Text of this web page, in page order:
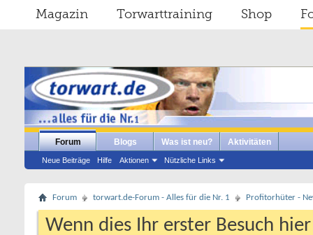
Magazin Torwarttraining Shop
Forum
Neue Beiträge Hilfe Aktionen Nützliche Links
Blogs Was ist neu? Aktivitäten
Forum torwart.de-Forum - Alles für die Nr. 1 Profitorhüter -
Wenn dies Ihr erster Besuch